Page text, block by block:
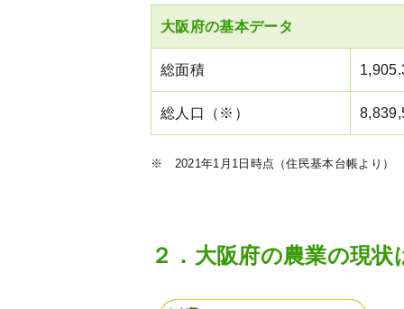
大阪府の基本データ
総面積
総人口（※）
※ 2021年1月1日時点（住民基本台帳より）
２．大阪府の農業の現状